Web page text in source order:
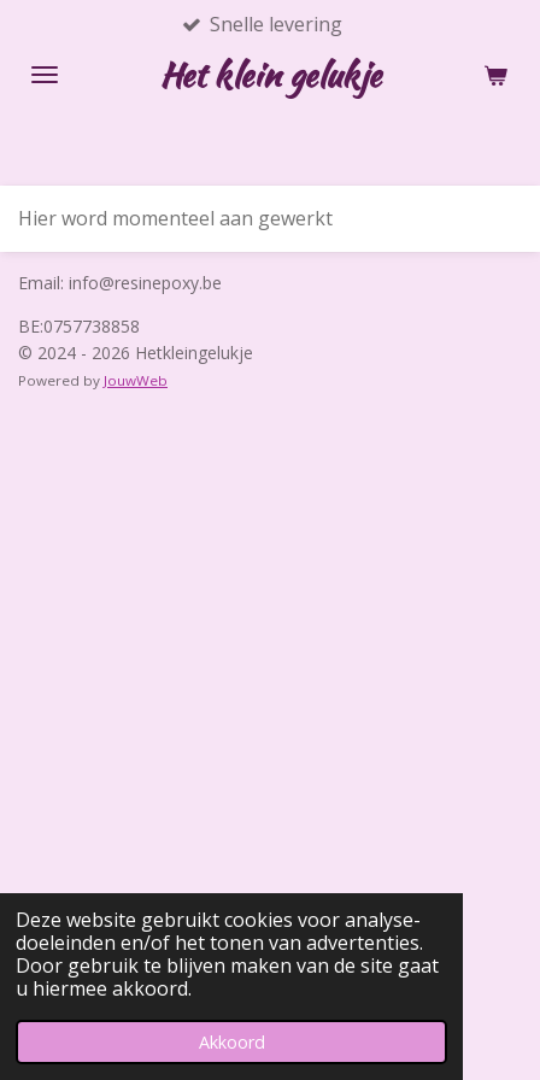
Deze website gebruikt cookies voor analyse-
doeleinden en/of het tonen van advertenties.
Door gebruik te blijven maken van de site gaat
u hiermee akkoord.
Akkoord
naar
Het klein gelukje
Snelle levering
Hier word momenteel aan gewerkt
Email: info@resinepoxy.be
BE:0757738858
© 2024 - 2026 Hetkleingelukje
Powered by JouwWeb